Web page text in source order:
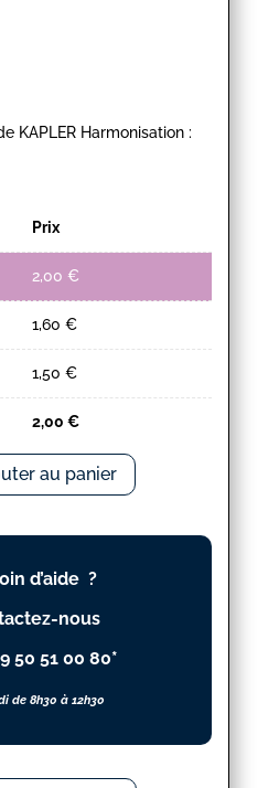
KAPLER Harmonisation :
Prix
2,00 €
1,60 €
1,50 €
2,00 €
au panier
d’aide ?
nous
50 51 00 80*
de 8h30 à 12h30